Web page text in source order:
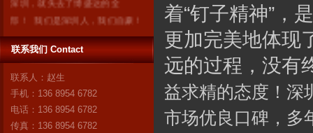
部！ 我们是深圳人，我们自豪！
作为深圳市装修行业领军企业的
博盛达装饰，对自己“深圳本土”这
个身份感到无比自豪。17年来，
博盛达
更多
联系我们 Contact
联系人：赵生
手机：136 8954 6782
电话：136 8954 6782
传真：136 8954 6782
着“钉子精神”，
更加完美地体现
远的过程，没有
益求精的态度！深
市场优良口碑，多